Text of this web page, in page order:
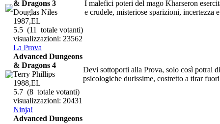
I malefici poteri del mago Kharseron
e crudele, misteriose sparizioni, incertezza
& Dragons 3
Douglas Niles
1987,EL
5.5 (11 totale votanti)
visualizzazioni: 23562
La Prova
Devi sottoporti alla Prova, solo così potrai
psicologiche durissime, costretto a tirar
Advanced Dungeons
& Dragons 4
Terry Phillips
1988,EL
5.7 (8 totale votanti)
visualizzazioni: 20431
Ninja!
Advanced Dungeons